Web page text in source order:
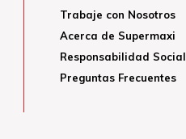
Trabaje con Nosotros
Acerca de Supermaxi
Responsabilidad Social
Preguntas Frecuentes